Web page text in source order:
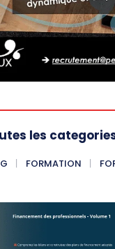
les
FORMATION